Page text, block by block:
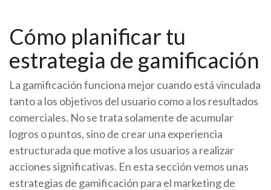
Cómo planificar tu
estrategia de gamificación
La gamificación funciona mejor cuando está vinculada
tanto a los objetivos del usuario como a los resultados
comerciales. No se trata solamente de acumular
logros o puntos, sino de crear una experiencia
estructurada que motive a los usuarios a realizar
acciones significativas. En esta sección vemos unas
estrategias de gamificación para el marketing de